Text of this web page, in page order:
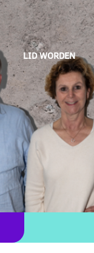
LID WORDEN